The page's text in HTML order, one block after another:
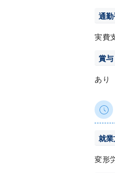
通
実費
賞与
あり
就
変形